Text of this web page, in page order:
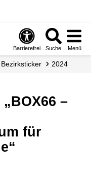
Barrierefrei Suche Menü
Bezirksticker 2024
für